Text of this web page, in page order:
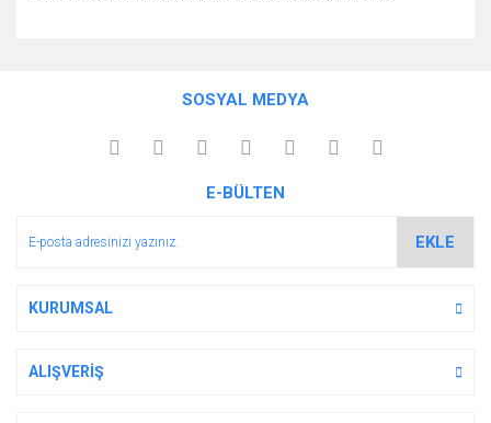
Yorum Yaz
kullanarak tarafımıza iletebilirsiniz.
Görüş ve önerileriniz için teşekkür ederiz.
Ürün açıklamasında eksik bilgiler bulunuyor.
SOSYAL MEDYA
E-BÜLTEN
EKLE
KURUMSAL
ALIŞVERİŞ